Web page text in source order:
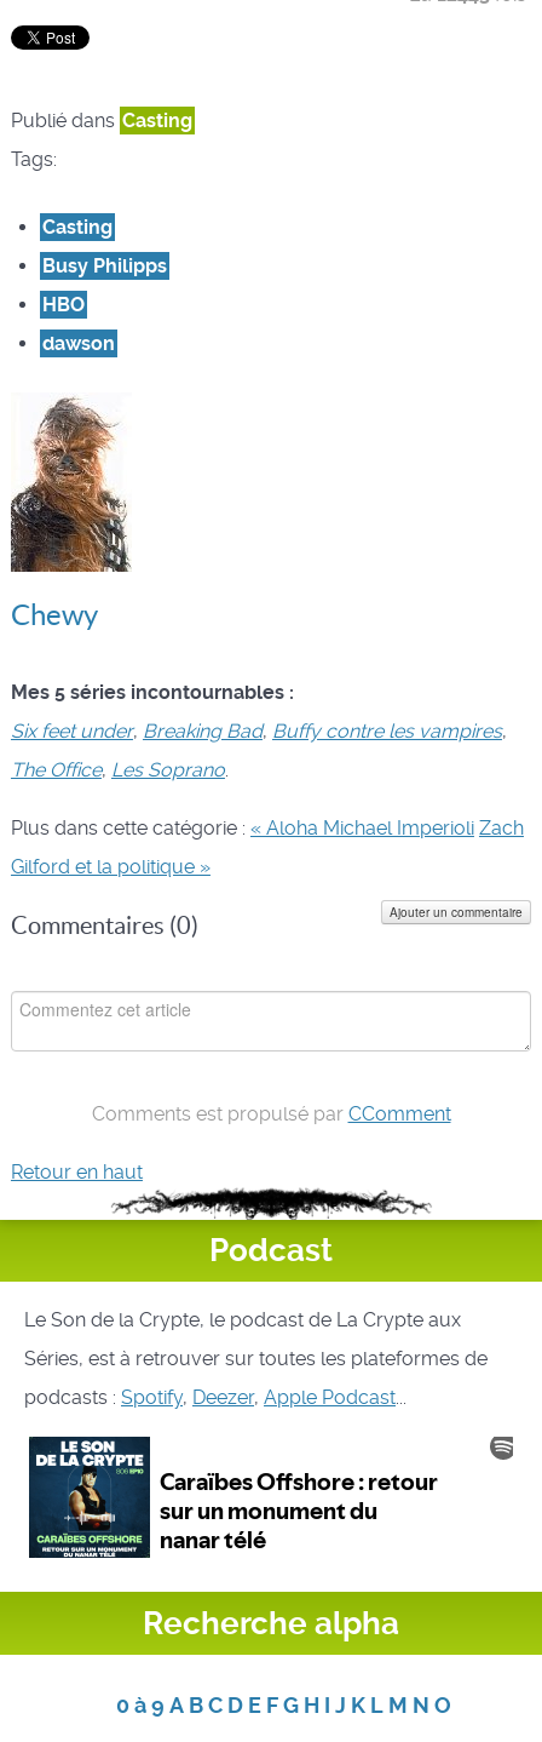
Publié dans Casting
Tags:
Casting
Busy Philipps
HBO
dawson
Chewy
Mes 5 séries incontournables :
Six feet under, Breaking Bad, Buffy contre les vampires,
The Office, Les Soprano.
Plus dans cette catégorie : « Aloha Michael Imperioli Zach
Gilford et la politique »
Commentaires (0)
Ajouter un commentaire
Comments est propulsé par CComment
Retour en haut
Podcast
Le Son de la Crypte, le podcast de La Crypte aux
Séries, est à retrouver sur toutes les plateformes de
podcasts : Spotify, Deezer, Apple Podcast...
Recherche alpha
0 à 9 A B C D E F G H I J K L M N O